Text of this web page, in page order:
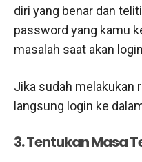
diri yang benar dan
password yang kamu
masalah saat akan
Jika sudah melakukan
langsung login ke
3. Tentukan Masa